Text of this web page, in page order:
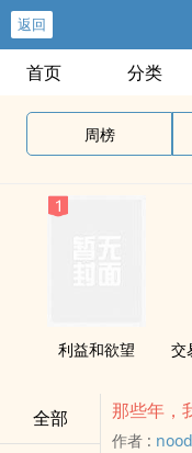
返回
首页 分类
周榜
利益和欲望
全部 那些年，
作者 :